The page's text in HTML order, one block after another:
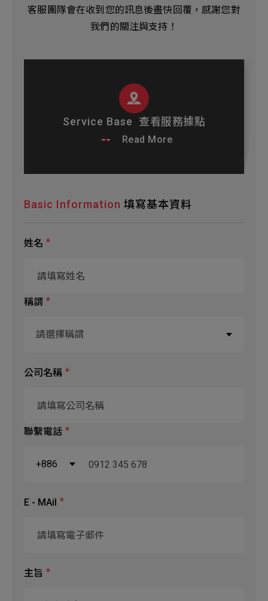
客服團隊會在收到您的訊息後盡快回覆，感謝您對
我們的關注與支持！
Service Base 查看服務據點
Read More
Basic Information 填寫基本資料
姓名
稱謂
請選擇稱謂
先生
小姐
公司名稱
聯繫電話
+886
+886
+881
E - MAil
主旨
無諮詢項目請點擊按鈕新增要諮詢的項目